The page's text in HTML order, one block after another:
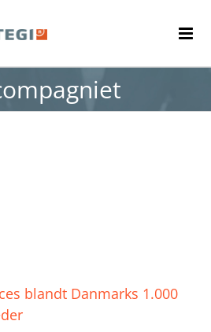
blandt Danmarks 1.000